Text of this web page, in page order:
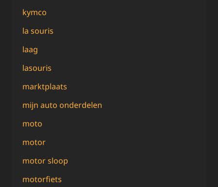
kymco
la souris
laag
lasouris
marktplaats
mijn auto onderdelen
moto
motor
motor sloop
motorfiets